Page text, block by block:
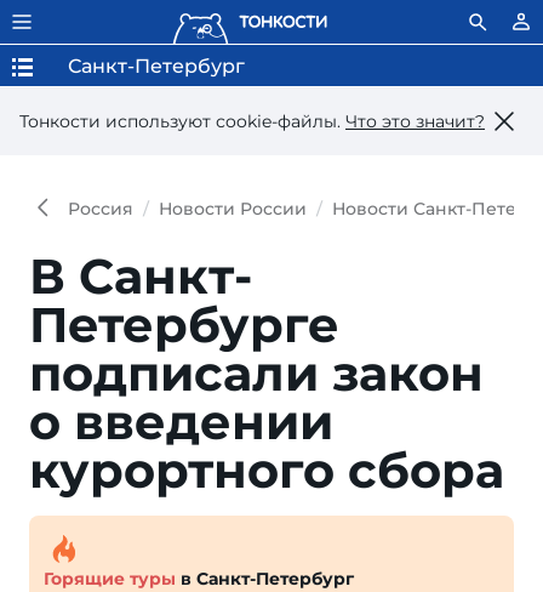
Тонкости используют сookie-файлы. Что это значит?
Санкт-Петербург
Россия Новости России Новости Санкт-
В Санкт-
Петербурге
подписали закон
о введении
курортного сбора
Горящие туры в Санкт-Петербург